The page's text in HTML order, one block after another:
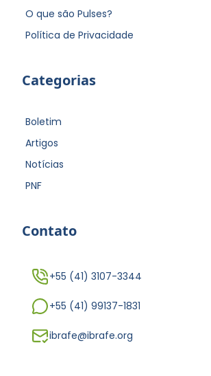
O que são Pulses?
Política de Privacidade
Categorias
Boletim
Artigos
Notícias
PNF
Contato
+55 (41) 3107-3344
+55 (41) 99137-1831
ibrafe@ibrafe.org